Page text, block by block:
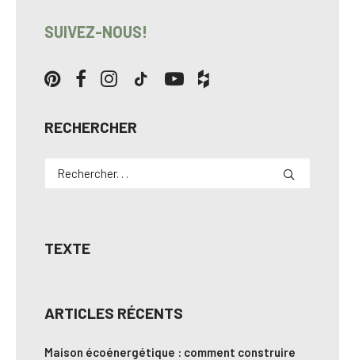
SUIVEZ-NOUS!
RECHERCHER
TEXTE
ARTICLES RÉCENTS
Maison écoénergétique : comment construire